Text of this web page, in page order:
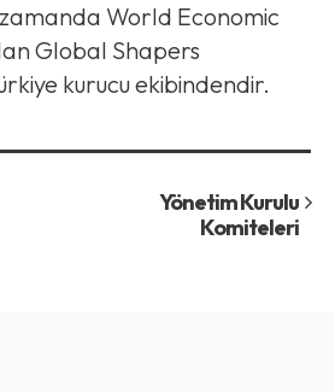
World Economic
Global Shapers
kurucu ekibindendir.
Yönetim Kurulu
Komiteleri